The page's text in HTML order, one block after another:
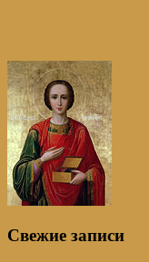
Свежие записи